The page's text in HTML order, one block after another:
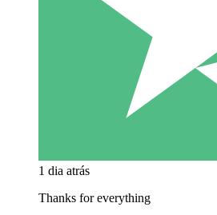
1 dia atrás
Thanks for everything